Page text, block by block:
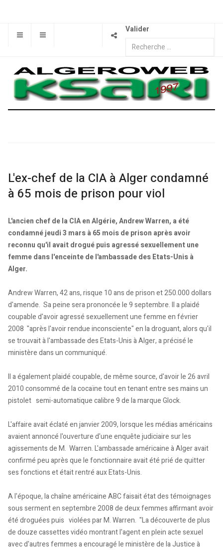
Valider
L'ex-chef de la CIA à Alger condamné
à 65 mois de prison pour viol
L'ancien chef de la CIA en Algérie, Andrew Warren, a été
condamné jeudi 3 mars à 65 mois de prison après avoir
reconnu qu'il avait drogué puis agressé sexuellement une
femme dans l'enceinte de l'ambassade des Etats-Unis à
Alger.
Andrew Warren, 42 ans, risque 10 ans de prison et 250.000 dollars
d'amende. Sa peine sera prononcée le 9 septembre. Il a plaidé
coupable d'avoir agressé sexuellement une femme en février
2008 "après l'avoir rendue inconsciente" en la droguant, alors qu'il
se trouvait à l'ambassade des Etats-Unis à Alger, a précisé le
ministère dans un communiqué.
Il a également plaidé coupable, de même source, d'avoir le 26 avril
2010 consommé de la cocaïne tout en tenant entre ses mains un
pistolet semi-automatique calibre 9 de la marque Glock.
L'affaire avait éclaté en janvier 2009, lorsque les médias américains
avaient annoncé l'ouverture d'une enquête judiciaire sur les
agissements de M. Warren. L'ambassade américaine à Alger avait
confirmé peu après que le fonctionnaire avait été prié de quitter
ses fonctions et était rentré aux Etats-Unis.
A l'époque, la chaîne américaine ABC faisait état des témoignages
sous serment en septembre 2008 de deux femmes affirmant avoir
été droguées puis violées par M. Warren. "La découverte de plus
de douze cassettes vidéo montrant l'agent en plein acte sexuel
avec d'autres femmes a encouragé le ministère de la Justice à